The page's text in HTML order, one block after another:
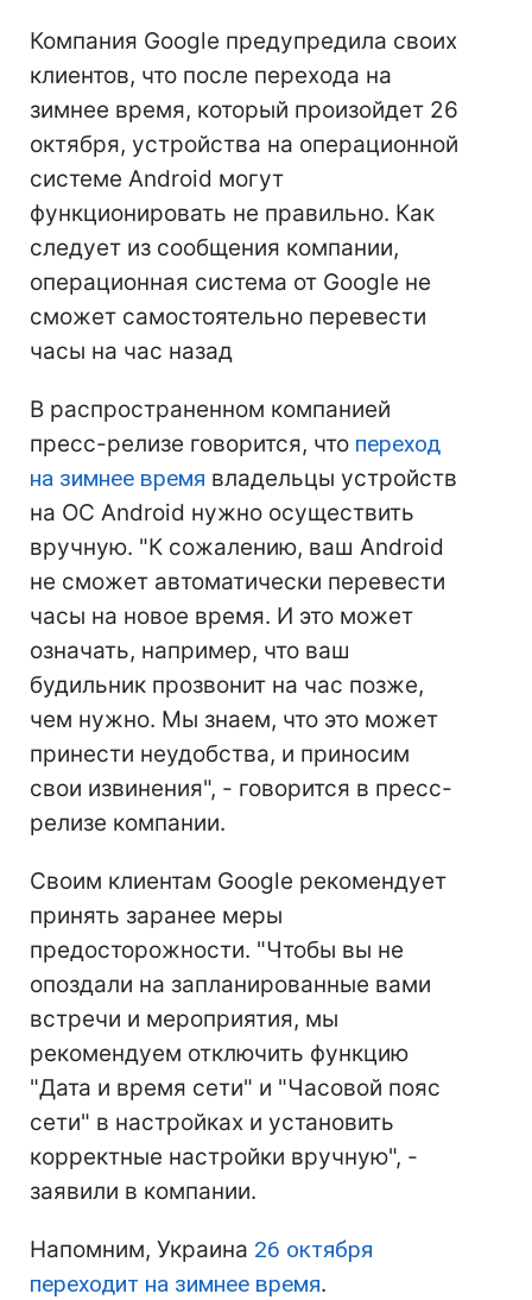
Компания Google предупредила своих
клиентов, что после перехода на
зимнее время, который произойдет 26
октября, устройства на операционной
системе Android могут
функционировать не правильно. Как
следует из сообщения компании,
операционная система от Google не
сможет самостоятельно перевести
часы на час назад
В распространенном компанией
пресс-релизе говорится, что переход
на зимнее время владельцы устройств
на ОС Android нужно осуществить
вручную. "К сожалению, ваш Android
не сможет автоматически перевести
часы на новое время. И это может
означать, например, что ваш
будильник прозвонит на час позже,
чем нужно. Мы знаем, что это может
принести неудобства, и приносим
свои извинения", - говорится в пресс-
релизе компании.
Своим клиентам Google рекомендует
принять заранее меры
предосторожности. "Чтобы вы не
опоздали на запланированные вами
встречи и мероприятия, мы
рекомендуем отключить функцию
"Дата и время сети" и "Часовой пояс
сети" в настройках и установить
корректные настройки вручную", -
заявили в компании.
Напомним, Украина 26 октября
переходит на зимнее время.